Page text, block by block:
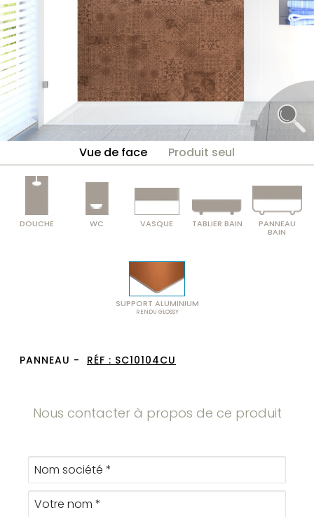
Vue de face Produit seul
DOUCHE WC VASQUE TABLIER BAIN PANNEAU
BAIN
SUPPORT ALUMINIUM
RENDU GLOSSY
PANNEAU - RÉF : SC10104CU
Nous contacter à propos de ce produit